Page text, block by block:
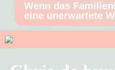
Wenn das
eine unerwartete